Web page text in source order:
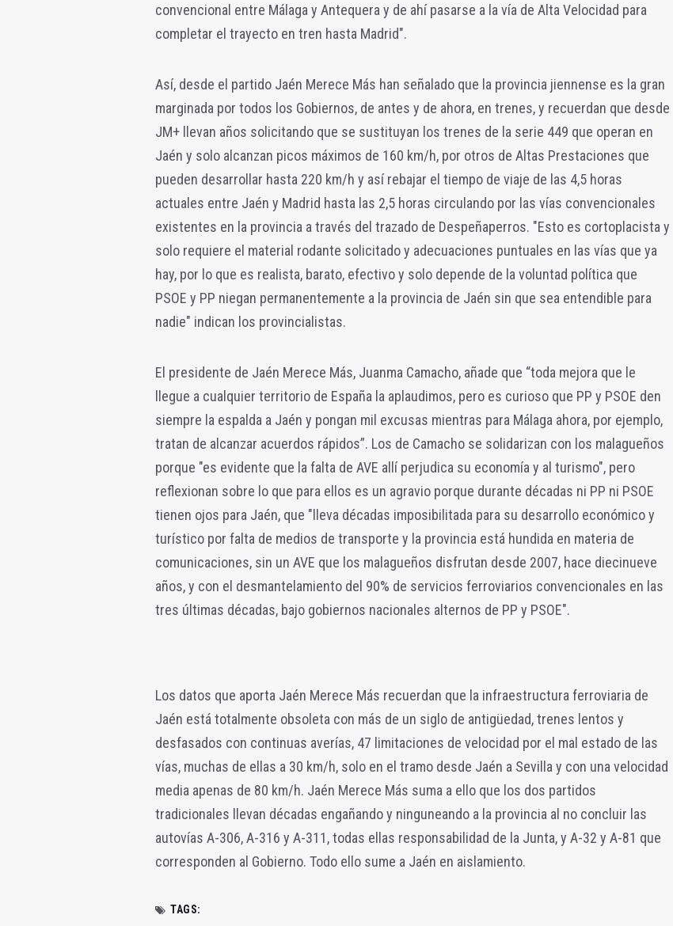
convencional entre Málaga y Antequera y de ahí pasarse a la vía de Alta Velocidad para
completar el trayecto en tren hasta Madrid".
Así, desde el partido Jaén Merece Más han señalado que la provincia jiennense es la gran
marginada por todos los Gobiernos, de antes y de ahora, en trenes, y recuerdan que desde
JM+ llevan años solicitando que se sustituyan los trenes de la serie 449 que operan en
Jaén y solo alcanzan picos máximos de 160 km/h, por otros de Altas Prestaciones que
pueden desarrollar hasta 220 km/h y así rebajar el tiempo de viaje de las 4,5 horas
actuales entre Jaén y Madrid hasta las 2,5 horas circulando por las vías convencionales
existentes en la provincia a través del trazado de Despeñaperros. "Esto es cortoplacista y
solo requiere el material rodante solicitado y adecuaciones puntuales en las vías que ya
hay, por lo que es realista, barato, efectivo y solo depende de la voluntad política que
PSOE y PP niegan permanentemente a la provincia de Jaén sin que sea entendible para
nadie" indican los provincialistas.
El presidente de Jaén Merece Más, Juanma Camacho, añade que “toda mejora que le
llegue a cualquier territorio de España la aplaudimos, pero es curioso que PP y PSOE den
siempre la espalda a Jaén y pongan mil excusas mientras para Málaga ahora, por ejemplo,
tratan de alcanzar acuerdos rápidos”. Los de Camacho se solidarizan con los malagueños
porque "es evidente que la falta de AVE allí perjudica su economía y al turismo", pero
reflexionan sobre lo que para ellos es un agravio porque durante décadas ni PP ni PSOE
tienen ojos para Jaén, que "lleva décadas imposibilitada para su desarrollo económico y
turístico por falta de medios de transporte y la provincia está hundida en materia de
comunicaciones, sin un AVE que los malagueños disfrutan desde 2007, hace diecinueve
años, y con el desmantelamiento del 90% de servicios ferroviarios convencionales en las
tres últimas décadas, bajo gobiernos nacionales alternos de PP y PSOE".
Los datos que aporta Jaén Merece Más recuerdan que la infraestructura ferroviaria de
Jaén está totalmente obsoleta con más de un siglo de antigüedad, trenes lentos y
desfasados con continuas averías, 47 limitaciones de velocidad por el mal estado de las
vías, muchas de ellas a 30 km/h, solo en el tramo desde Jaén a Sevilla y con una velocidad
media apenas de 80 km/h. Jaén Merece Más suma a ello que los dos partidos
tradicionales llevan décadas engañando y ninguneando a la provincia al no concluir las
autovías A-306, A-316 y A-311, todas ellas responsabilidad de la Junta, y A-32 y A-81 que
corresponden al Gobierno. Todo ello sume a Jaén en aislamiento.
TAGS: